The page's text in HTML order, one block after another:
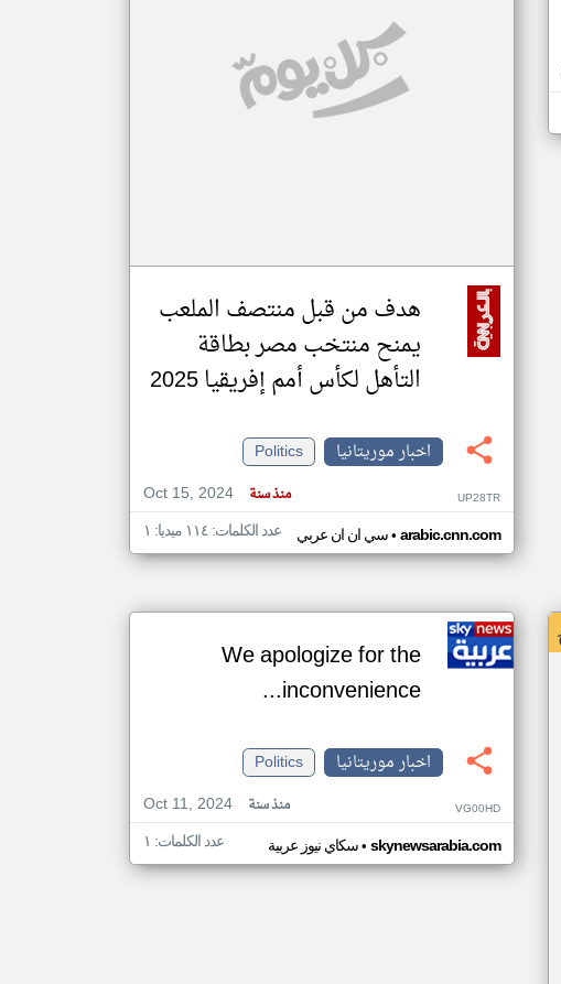
مصادر الأخبار من موريتانيا
هدف من قبل منتصف الملعب
يمنح منتخب مصر بطاقة
التأهل لكأس أمم إفريقيا 2025
اخبار موريتانيا
Politics
Oct 15, 2024
منذ سنة UP28TR
سي ان ان عربي• arabic.cnn.com عدد الكلمات: ١١٤ ميديا: ١
We apologize for the
inconvenience...
اخبار موريتانيا
Politics
Oct 11, 2024
منذ سنة VG00HD
سكاي نيوز عربية• skynewsarabia.com عدد الكلمات: ١